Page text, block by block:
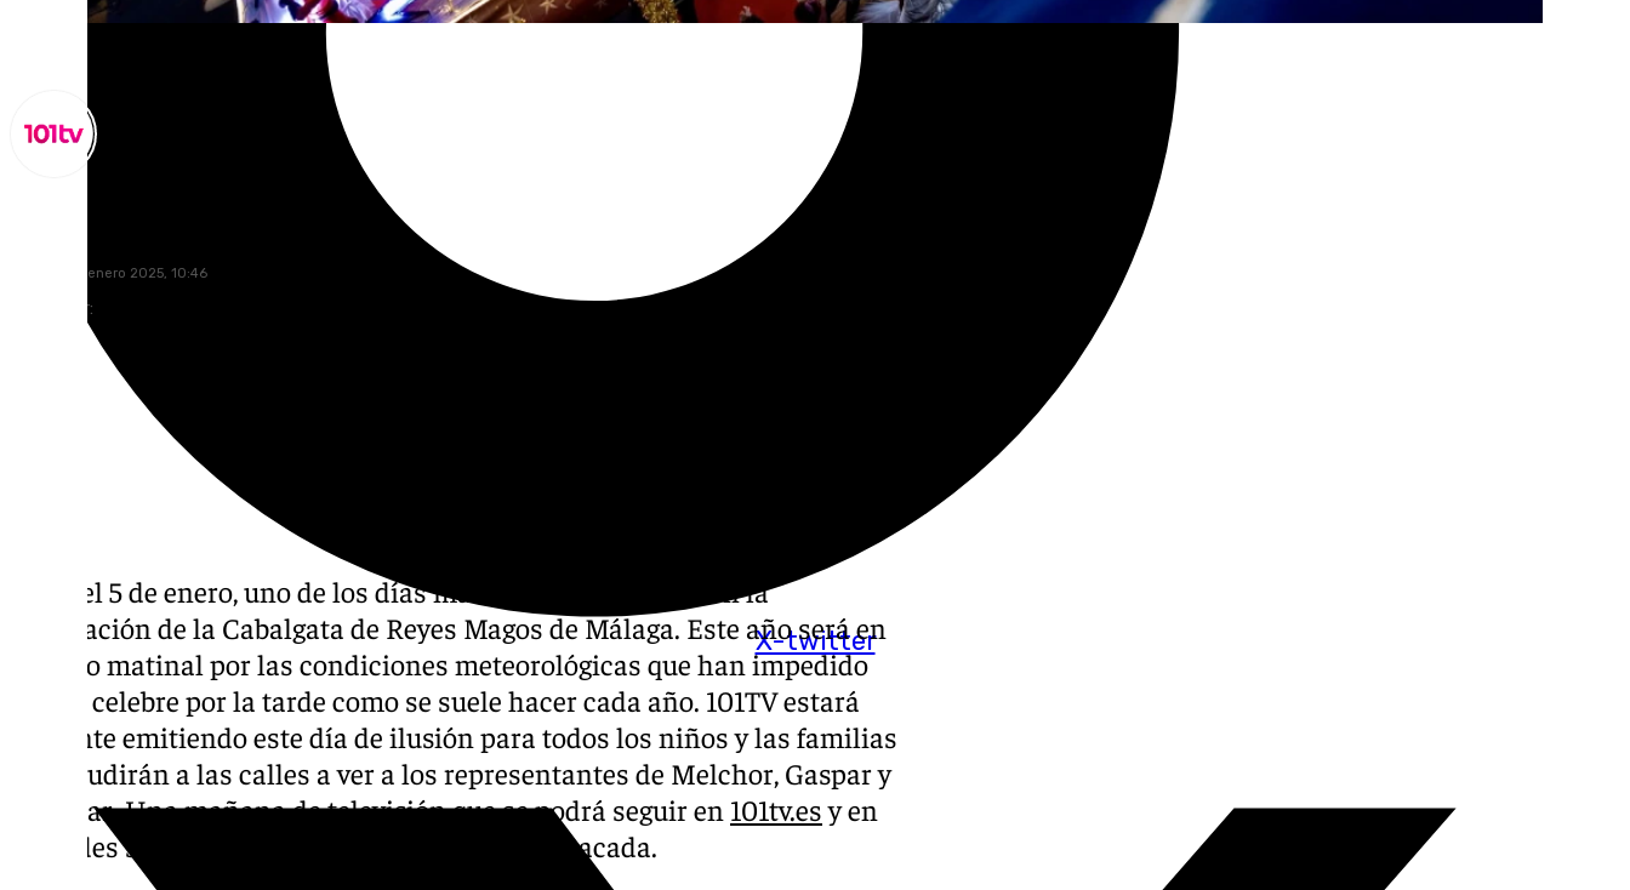
X-twitter
domingo, 5 enero 2025, 10:46
Compartir:
Llega el 5 de enero, uno de los días más mágicos del año con la
celebración de la Cabalgata de Reyes Magos de Málaga. Este año será en
horario matinal por las condiciones meteorológicas que han impedido
que se celebre por la tarde como se suele hacer cada año. 101TV estará
presente emitiendo este día de ilusión para todos los niños y las familias
que acudirán a las calles a ver a los representantes de Melchor, Gaspar y
Baltasar. Una mañana de televisión que se podrá seguir en 101tv.esy en
las redes sociales con la información más destacada.